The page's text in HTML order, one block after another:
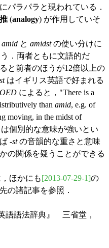
パラパラと現われている．
(analogy) が作用していそ
amid と amidstの使い分けに
．両者ともに文語的だ
と前者のほうが12倍以上の
はイギリス英語で好まれる
OED によると，"There is a
than amid, e.g. of
moving, in the midst of
個別的な意味が強いとい
-stの音韻的な重さと意味
の関係を疑うことができる
ほかにも[2013-07-29-1]の
の諸記事を参照．
語法辞典』 三省堂，